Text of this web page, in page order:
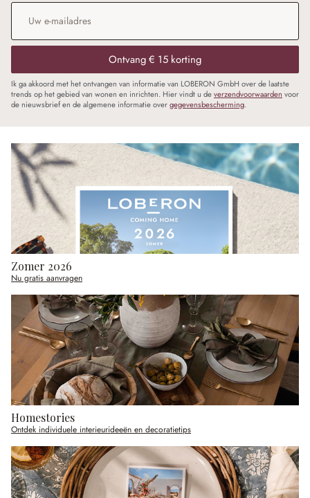
E-mailadres
Ontvang € 15 korting
Ik ga akkoord met het ontvangen van informatie van LOBERON GmbH over de laatste
trends op het gebied van wonen en inrichten. Hier vindt u deverzendvoorwaarden voor
de nieuwsbrief en de algemene informatie overgegevensbescherming.
Zomer 2026
Nu gratis aanvragen
Homestories
Ontdek individuele interieurideeën en decoratietips